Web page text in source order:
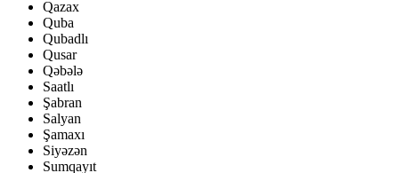
Qazax
Quba
Qubadlı
Qusar
Qəbələ
Saatlı
Şabran
Salyan
Şamaxı
Siyəzən
Sumqayıt